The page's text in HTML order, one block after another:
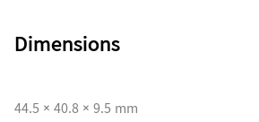
Dimensions
44.5 × 40.8 × 9.5 mm